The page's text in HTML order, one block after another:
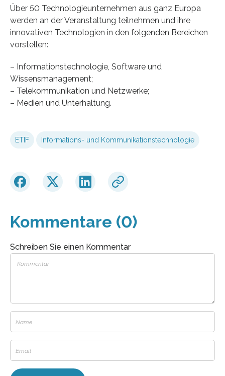
Über 50 Technologieunternehmen aus ganz Europa
werden an der Veranstaltung teilnehmen und ihre
innovativen Technologien in den folgenden Bereichen
vorstellen:
– Informationstechnologie, Software und
Wissensmanagement;
– Telekommunikation und Netzwerke;
– Medien und Unterhaltung.
ETIF Informations- und Kommunikationstechnologie
Kommentare (0)
Schreiben Sie einen Kommentar